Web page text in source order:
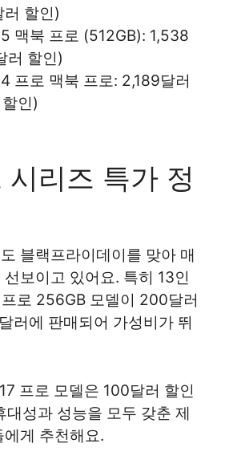
할인)
맥북 프로 (512GB): 1,538
러 할인)
프로 맥북 프로: 2,189달러
인)
시리즈 특가 정
블랙프라이데이를 맞아 매
보이고 있어요. 특히 13인
로 256GB 모델이 200달러
러에 판매되어 가성비가 뛰
프로 모델은 100달러 할인
성과 성능을 모두 갖춘 제
게 추천해요.